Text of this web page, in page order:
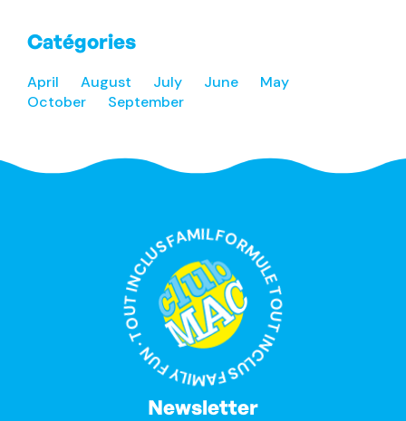
Catégories
April August July June
May
October
September
FORMULE TOUT INCLUS FAMILY FUN · TOUT INCLUS FAMILY FUN ·
Newsletter